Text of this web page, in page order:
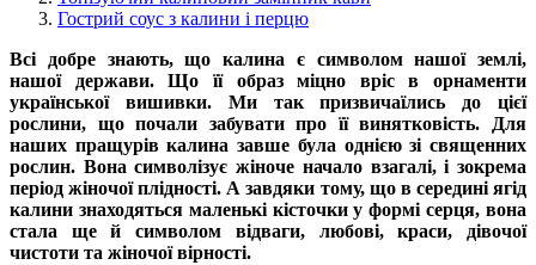
Гострий соус з калини і перцю
Всі добре знають, що калина є символом нашої землі,
нашої держави. Що її образ міцно вріс в орнаменти
української вишивки. Ми так призвичаїлись до цієї
рослини, що почали забувати про її винятковість. Для
наших пращурів калина завше була однією зі священних
рослин. Вона символізує жіноче начало взагалі, і зокрема
період жіночої плідності. А завдяки тому, що в середині ягід
калини знаходяться маленькі кісточки у формі серця, вона
стала ще й символом відваги, любові, краси, дівочої
чистоти та жіночої вірності.